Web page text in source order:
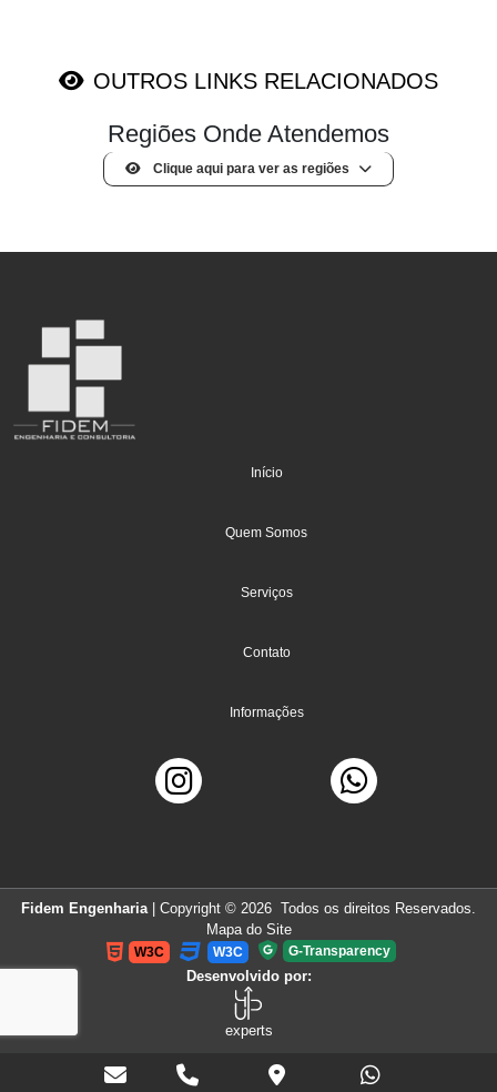
OUTROS LINKS RELACIONADOS
Regiões Onde Atendemos
Clique aqui para ver as regiões
Início(current)
Quem Somos
Serviços
Contato
Informações
Fidem Engenharia| Copyright © 2026 Todos os direitos Reservados.
Mapa do Site
W3C W3C G-Transparency
Desenvolvido por:
experts